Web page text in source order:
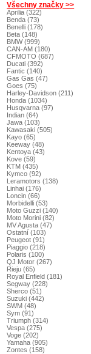
Všechny značky >>
Aprilia (322)
Benda (73)
Benelli (178)
Beta (148)
BMW (999)
CAN-AM (180)
CFMOTO (687)
Ducati (392)
Fantic (140)
Gas Gas (47)
Goes (75)
Harley-Davidson (211)
Honda (1034)
Husqvarna (97)
Indian (64)
Jawa (103)
Kawasaki (505)
Kayo (65)
Keeway (48)
Kentoya (43)
Kove (59)
KTM (435)
Kymco (92)
Leramotors (138)
Linhai (176)
Loncin (66)
Morbidelli (53)
Moto Guzzi (140)
Moto Morini (82)
MV Agusta (47)
Ostatní (103)
Peugeot (91)
Piaggio (218)
Polaris (100)
QJ Motor (267)
Rieju (65)
Royal Enfield (181)
Segway (228)
Sherco (51)
Suzuki (442)
SWM (48)
Sym (91)
Triumph (314)
Vespa (275)
Voge (202)
Yamaha (905)
Zontes (158)